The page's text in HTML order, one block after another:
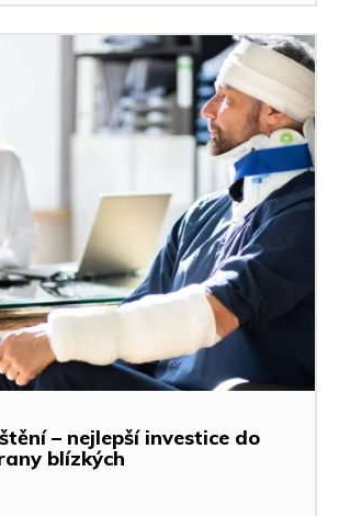
– nejlepší investice do
blízkých